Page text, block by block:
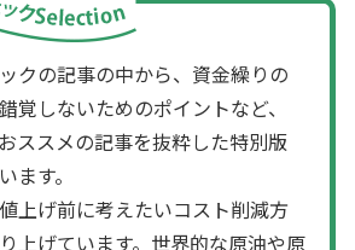
クの記事の中から、資金繰りの
覚しないためのポイントなど、
ススメの記事を抜粋した特別版
ます。
上げ前に考えたいコスト削減方
上げています。世界的な原油や原